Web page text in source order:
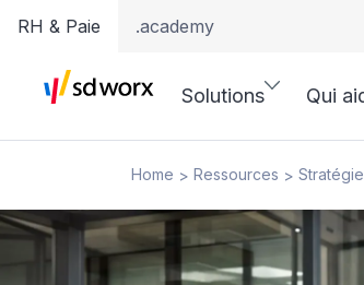
RH & Paie .academy
Solutions Qui
Home > Ressources >